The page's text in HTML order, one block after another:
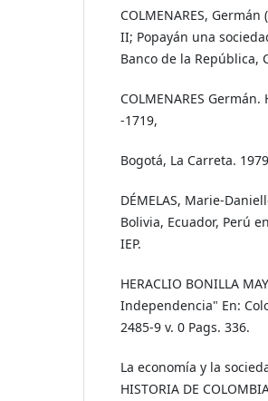
COLMENARES,
II; Popayán una
Banco de la República,
COLMENARES
-1719,
Bogotá, La Carreta.
DÉMELAS, Marie-
Bolivia, Ecuador, Perú
IEP.
HERACLIO BONILLA
Independencia" En:
2485-9 v. 0 Pags. 336.
La economía y la
HISTORIA DE